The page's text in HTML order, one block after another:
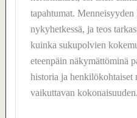
tapahtumat.
nykyhetkessä, ja teos
kuinka sukupolvien
eteenpäin näkymättöminä
historia ja henkilökohtaiset
vaikuttavan kokonaisuuden.